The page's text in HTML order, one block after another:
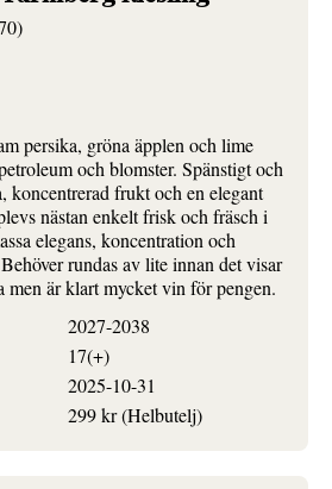
persika, gröna äpplen och lime
och blomster. Spänstigt och
koncentrerad frukt och en elegant
nästan enkelt frisk och fräsch i
elegans, koncentration och
rundas av lite innan det visar
men är klart mycket vin för pengen.
2027-2038
17(+)
2025-10-31
299 kr (Helbutelj)